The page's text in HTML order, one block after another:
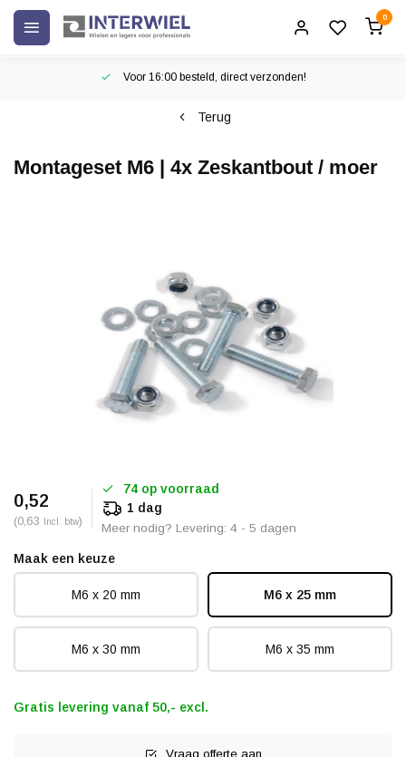
0
Voor 16:00 besteld, direct verzonden!
Terug
Montageset M6 | 4x Zeskantbout / moer
0,52
(0,63 Incl. btw)
74 op voorraad
1 dag
Meer nodig? Levering: 4 - 5 dagen
Maak een keuze
M6 x 20 mm M6 x 25 mm
M6 x 30 mm M6 x 35 mm
Gratis levering vanaf 50,- excl.
Vraag offerte aan